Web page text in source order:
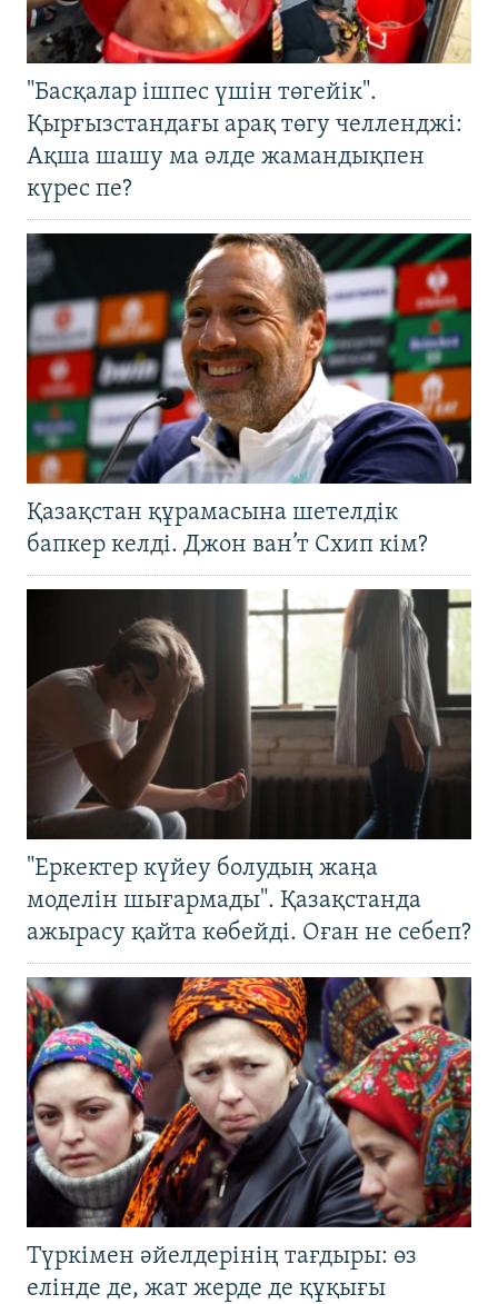
"Басқалар ішпес үшін төгейік".
Қырғызстандағы арақ төгу челленджі:
Ақша шашу ма әлде жамандықпен
күрес пе?
Қазақстан құрамасына шетелдік
бапкер келді. Джон ван’т Схип кім?
"Еркектер күйеу болудың жаңа
моделін шығармады". Қазақстанда
ажырасу қайта көбейді. Оған не себеп?
Түркімен әйелдерінің тағдыры: өз
елінде де, жат жерде де құқығы